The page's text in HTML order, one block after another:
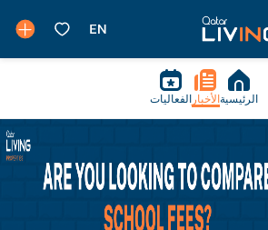
الرئيسية الأخبار الفعاليات